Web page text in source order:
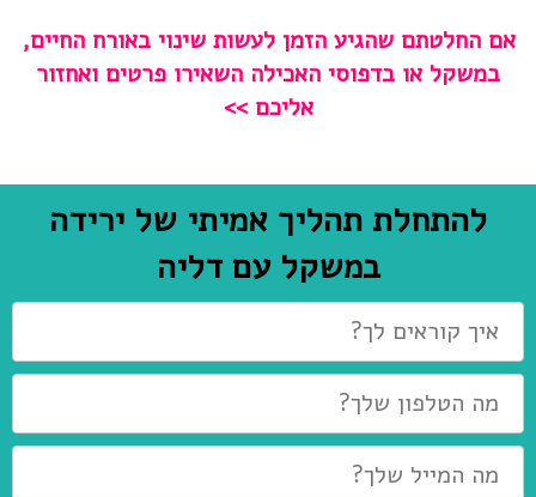
אם החלטתם שהגיע הזמן לעשות שינוי באורח החיים,
במשקל או בדפוסי האכילה השאירו פרטים ואחזור
אליכם >>
להתחלת תהליך אמיתי של ירידה
במשקל עם דליה